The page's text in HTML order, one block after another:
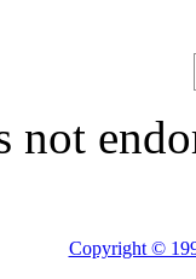
not
Copyright ©